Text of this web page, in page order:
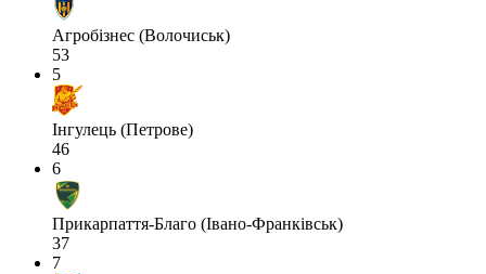
Агробізнес (Волочиськ)
53
5
Інгулець (Петрове)
46
6
Прикарпаття-Благо (Івано-Франківськ)
37
7